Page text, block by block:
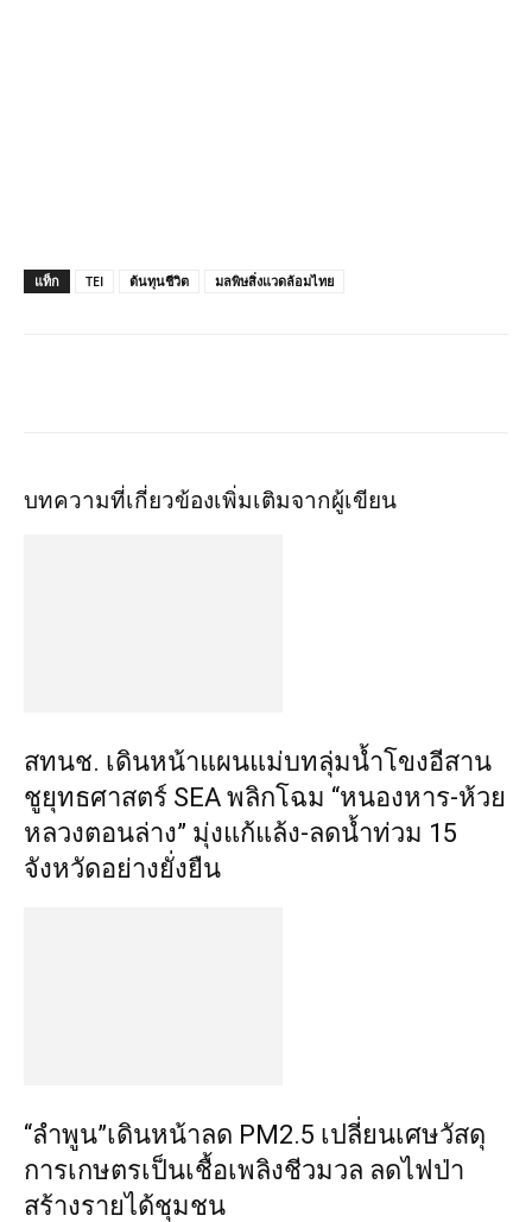
แท็ก TEI ต้นทุนชีวิต มลพิษสิ่งแวดล้อมไทย
บทความที่เกี่ยวข้องเพิ่มเติมจากผู้เขียน
สทนช. เดินหน้าแผนแม่บทลุ่มน้ำโขงอีสาน
ชูยุทธศาสตร์ SEA พลิกโฉม “หนองหาร-ห้วย
หลวงตอนล่าง” มุ่งแก้แล้ง-ลดน้ำท่วม 15
จังหวัดอย่างยั่งยืน
“ลำพูน”เดินหน้าลด PM2.5 เปลี่ยนเศษวัสดุ
การเกษตรเป็นเชื้อเพลิงชีวมวล ลดไฟป่า
สร้างรายได้ชุมชน